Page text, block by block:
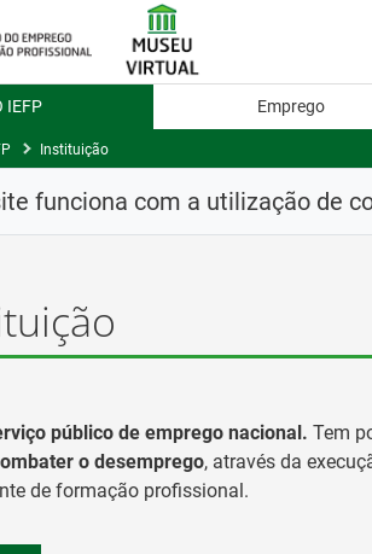
IEFP Emprego
Instituição
funciona com a utilização de
público de emprego nacional. Tem
o desemprego, através da
de formação profissional.